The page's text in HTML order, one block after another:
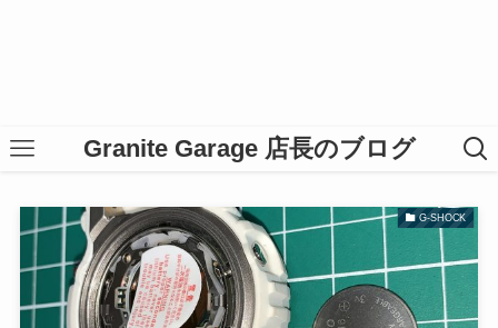
Granite Garage 店長のブログ
G-SHOCK